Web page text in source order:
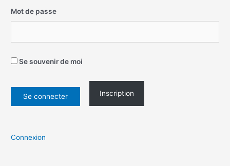
Mot de passe
Se souvenir de moi
Inscription
Connexion